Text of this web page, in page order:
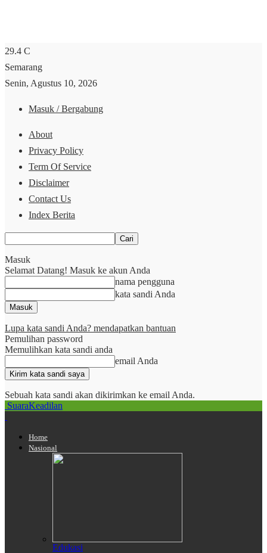
29.4 C
Semarang
Senin, Agustus 10, 2026
Masuk / Bergabung
About
Privacy Policy
Term Of Service
Disclaimer
Contact Us
Index Berita
Masuk
Selamat Datang! Masuk ke akun Anda
nama pengguna
kata sandi Anda
Lupa kata sandi Anda? mendapatkan bantuan
Pemulihan password
Memulihkan kata sandi anda
email Anda
Sebuah kata sandi akan dikirimkan ke email Anda.
SuaraKeadilan
Home
Nasional
Edukasi